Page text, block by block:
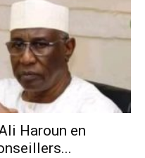
Haroun en